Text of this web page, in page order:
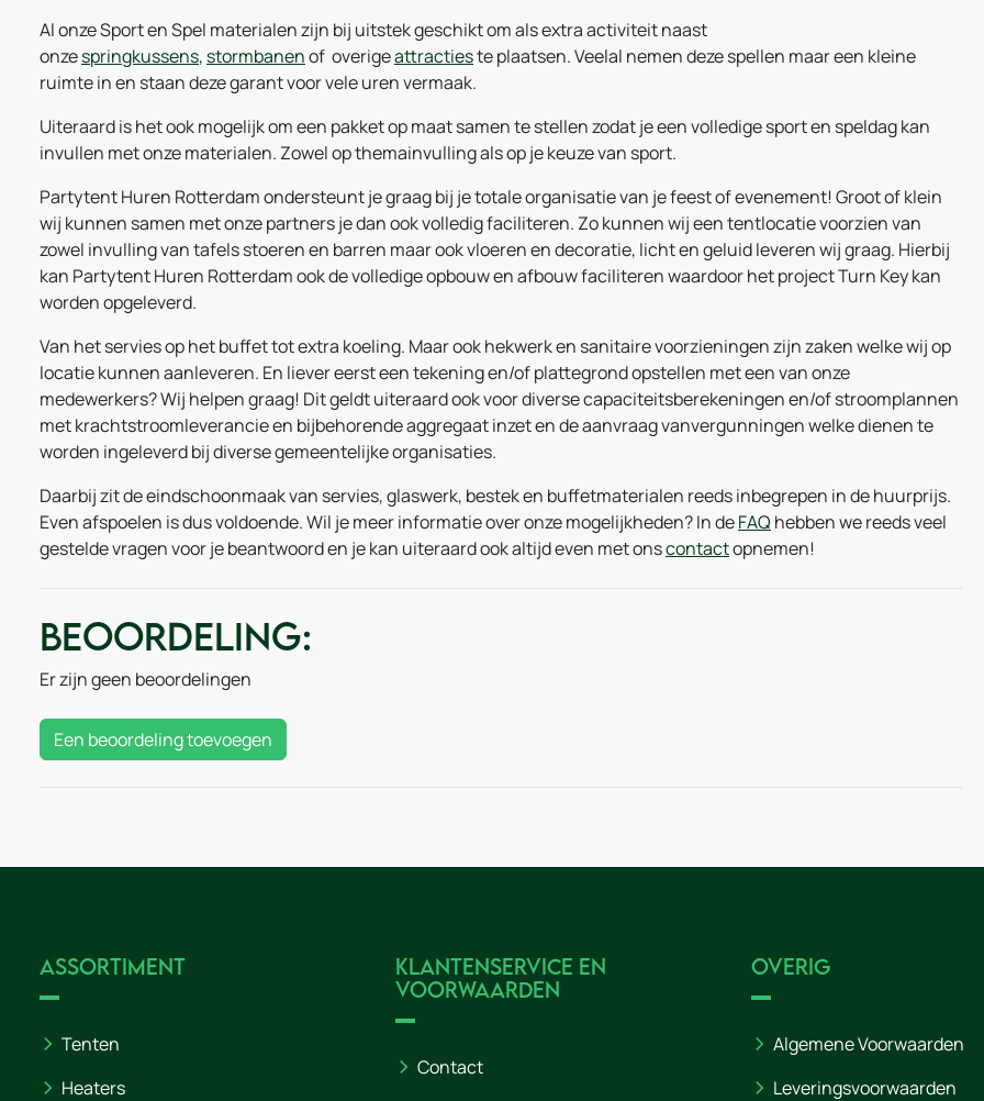
Al onze Sport en Spel materialen zijn bij uitstek geschikt om als extra activiteit naast
onzespringkussens, stormbanenof overigeattractieste plaatsen. Veelal nemen deze spellen maar een kleine
ruimte in en staan deze garant voor vele uren vermaak.
Uiteraard is het ook mogelijk om een pakket op maat samen te stellen zodat je een volledige sport en speldag kan
invullen met onze materialen. Zowel op themainvulling als op je keuze van sport.
Partytent Huren Rotterdam ondersteunt je graag bij je totale organisatie van je feest of evenement! Groot of klein
wij kunnen samen met onze partners je dan ook volledig faciliteren. Zo kunnen wij een tentlocatie voorzien van
zowel invulling van tafels stoeren en barren maar ook vloeren en decoratie, licht en geluid leveren wij graag. Hierbij
kan Partytent Huren Rotterdam ook de volledige opbouw en afbouw faciliteren waardoor het project Turn Key kan
worden opgeleverd.
Van het servies op het buffet tot extra koeling. Maar ook hekwerk en sanitaire voorzieningen zijn zaken welke wij op
locatie kunnen aanleveren. En liever eerst een tekening en/of plattegrond opstellen met een van onze
medewerkers? Wij helpen graag! Dit geldt uiteraard ook voor diverse capaciteitsberekeningen en/of stroomplannen
met krachtstroomleverancie en bijbehorende aggregaat inzet en de aanvraag vanvergunningen welke dienen te
worden ingeleverd bij diverse gemeentelijke organisaties.
Daarbij zit de eindschoonmaak van servies, glaswerk, bestek en buffetmaterialen reeds inbegrepen in de huurprijs.
Even afspoelen is dus voldoende. Wil je meer informatie over onze mogelijkheden? In deFAQ hebben we reeds veel
gestelde vragen voor je beantwoord en je kan uiteraard ook altijd even met onscontactopnemen!
Beoordeling:
Er zijn geen beoordelingen
Een beoordeling toevoegen
Assortiment
Tenten
Heaters
Klantenservice en
voorwaarden
Contact
Overig
Algemene Voorwaarden
Leveringsvoorwaarden